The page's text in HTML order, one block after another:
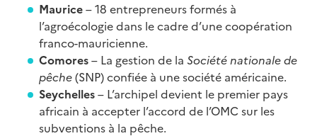
Maurice– 18 entrepreneurs formés à
l’agroécologie dans le cadre d’une coopération
franco-mauricienne.
Comores– La gestion de la Société nationale de
pêche(SNP) confiée à une société américaine.
Seychelles– L’archipel devient le premier pays
africain à accepter l’accord de l’OMC sur les
subventions à la pêche.